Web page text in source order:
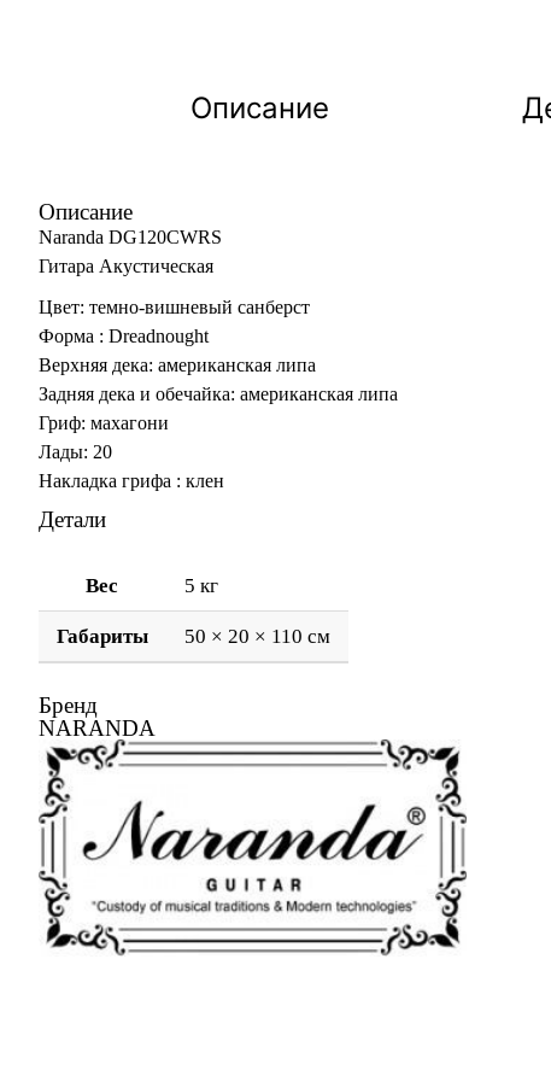
Описание
Описание
Naranda DG120CWRS
Гитара Акустическая
Цвет: темно-вишневый санберст
Форма : Dreadnought
Верхняя дека: американская липа
Задняя дека и обечайка: американская липа
Гриф: махагони
Лады: 20
Накладка грифа : клен
Детали
Вес 5 кг
Габариты 50 × 20 × 110 см
Бренд
NARANDA